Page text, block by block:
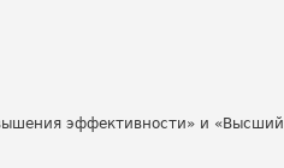
эффективности» и «Высший